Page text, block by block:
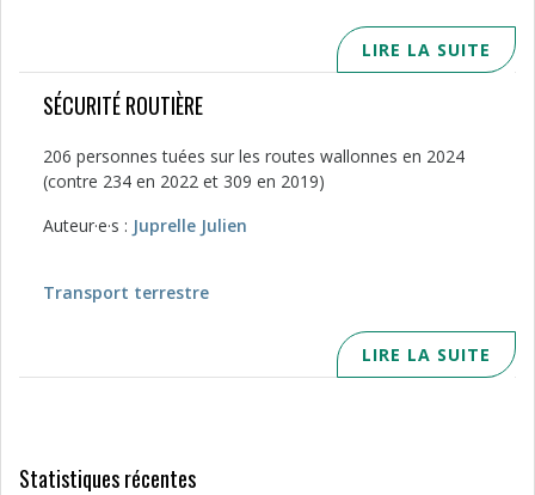
LIRE LA SUITE
SÉCURITÉ ROUTIÈRE
206 personnes tuées sur les routes wallonnes en 2024
(contre 234 en 2022 et 309 en 2019)
Auteur·e·s : Juprelle Julien
Transport terrestre
LIRE LA SUITE
Statistiques récentes